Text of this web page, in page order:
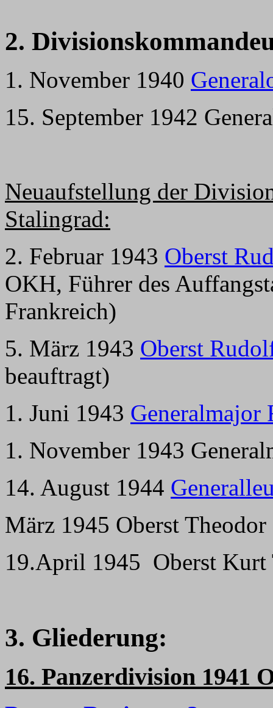
2.
1. November 1940
15. September 1942
Neuaufstellung der
Stalingrad:
2. Februar 1943 Oberst
OKH, Führer des
Frankreich)
5. März 1943 Oberst
beauftragt)
1. Juni 1943 Generalmajor
1. November 1943
14. August 1944
März 1945 Oberst
19.April 1945 Oberst Kurt
3. Gliederung:
16. Panzerdivision 1941